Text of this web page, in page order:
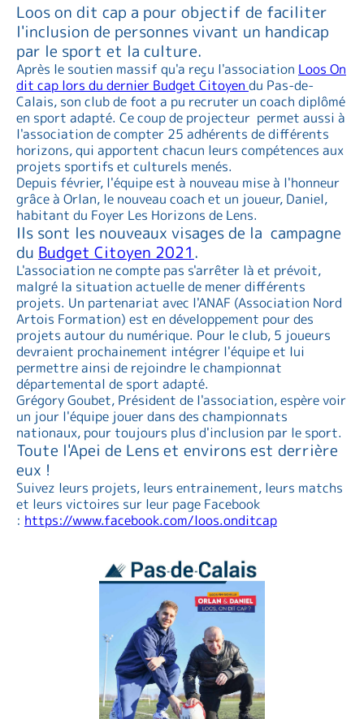
Loos on dit cap a pour objectif de faciliter
l'inclusion de personnes vivant un handicap
par le sport et la culture.
Après le soutien massif qu'a reçu l'association Loos On
dit cap lors du dernier Budget Citoyen du Pas-de-
Calais, son club de foot a pu recruter un coach diplômé
en sport adapté. Ce coup de projecteur permet aussi à
l'association de compter 25 adhérents de différents
horizons, qui apportent chacun leurs compétences aux
projets sportifs et culturels menés.
Depuis février, l'équipe est à nouveau mise à l'honneur
grâce à Orlan, le nouveau coach et un joueur, Daniel,
habitant du Foyer Les Horizons de Lens.
Ils sont les nouveaux visages de la campagne
du Budget Citoyen 2021.
L'association ne compte pas s'arrêter là et prévoit,
malgré la situation actuelle de mener différents
projets. Un partenariat avec l'ANAF (Association Nord
Artois Formation) est en développement pour des
projets autour du numérique. Pour le club, 5 joueurs
devraient prochainement intégrer l'équipe et lui
permettre ainsi de rejoindre le championnat
départemental de sport adapté.
Grégory Goubet, Président de l'association, espère voir
un jour l'équipe jouer dans des championnats
nationaux, pour toujours plus d'inclusion par le sport.
Toute l'Apei de Lens et environs est derrière
eux !
Suivez leurs projets, leurs entrainement, leurs matchs
et leurs victoires sur leur page Facebook
: https://www.facebook.com/loos.onditcap